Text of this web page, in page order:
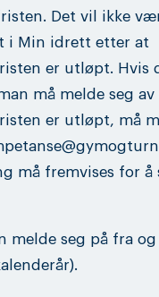
Det vil ikke
i Min idrett etter at
er utløpt. Hvis
må melde seg
er utløpt, må
må fremvises for å
melde seg på fra